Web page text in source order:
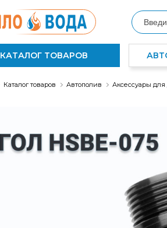
КАТАЛОГ ТОВАРОВ
Каталог товаров Автополив Аксессуары